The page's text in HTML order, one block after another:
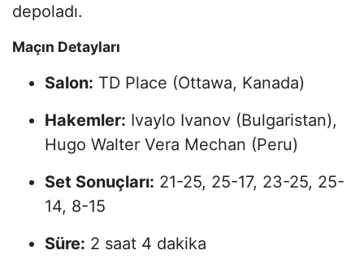
depoladı.
Maçın Detayları
Salon: TD Place (Ottawa, Kanada)
Hakemler: Ivaylo Ivanov (Bulgaristan),
Hugo Walter Vera Mechan (Peru)
Set Sonuçları: 21-25, 25-17, 23-25, 25-
14, 8-15
Süre: 2 saat 4 dakika